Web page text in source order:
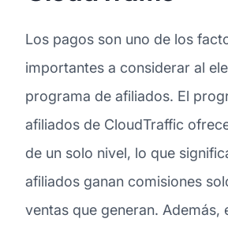
Los pagos son uno de los
importantes a considerar al
programa de afiliados. El
afiliados de CloudTraffic
de un solo nivel, lo que
afiliados ganan comisiones
ventas que generan. Además,